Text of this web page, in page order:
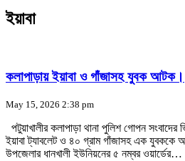
ইয়াবা
কলাপাড়ায় ইয়াবা ও গাঁজাসহ যুবক আটক।
May 15, 2026 2:38 pm
পটুয়াখালীর কলাপাড়া থানা পুলিশ গোপন
ইয়াবা ট্যাবলেট ও ৪০ গ্রাম গাঁজাসহ এক যুবককে
উপজেলার ধানখালী ইউনিয়নের ৫ নম্বর ওয়ার্ডের…